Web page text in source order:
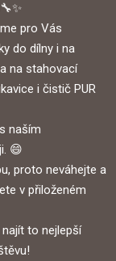
pro Vás
do dílny i na
na stahovací
i čistič PUR
naším
😄
proto neváhejte a
v přiloženém
to nejlepší